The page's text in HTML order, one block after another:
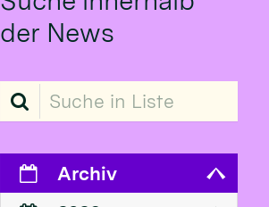
der News
Suche in Liste
Archiv